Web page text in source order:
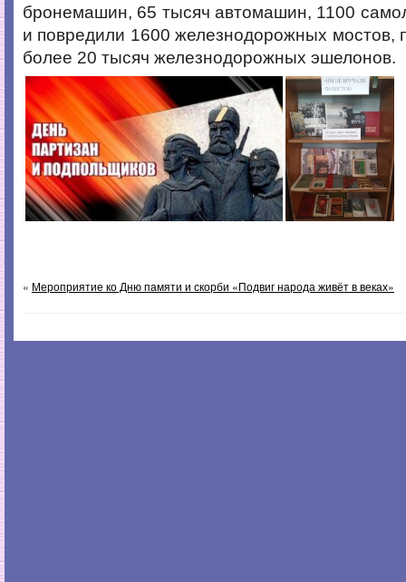
бронемашин, 65 тысяч автомашин, 1100
и повредили 1600 железнодорожных мостов,
более 20 тысяч железнодорожных эшелонов.
« Мероприятие ко Дню памяти и скорби «Подвиг народа живёт в веках»